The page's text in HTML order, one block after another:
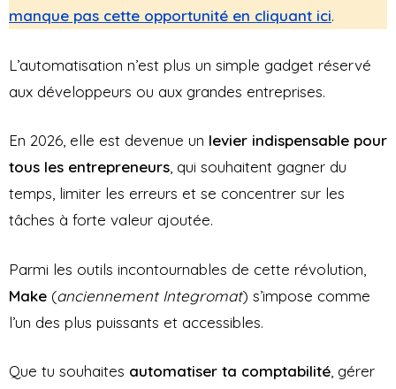
manque pas cette opportunité en cliquant ici.
L’automatisation n’est plus un simple gadget réservé
aux développeurs ou aux grandes entreprises.
En 2026, elle est devenue un levier indispensable pour
tous les entrepreneurs, qui souhaitent gagner du
temps, limiter les erreurs et se concentrer sur les
tâches à forte valeur ajoutée.
Parmi les outils incontournables de cette révolution,
Make (anciennement Integromat) s’impose comme
l’un des plus puissants et accessibles.
Que tu souhaites automatiser ta comptabilité, gérer